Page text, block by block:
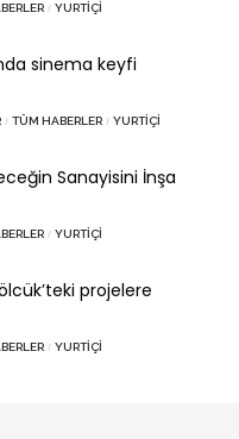
YURTIÇI
sinema keyfi
TÜM HABERLER YURTIÇI
Sanayisini İnşa
YURTIÇI
projelere
YURTIÇI